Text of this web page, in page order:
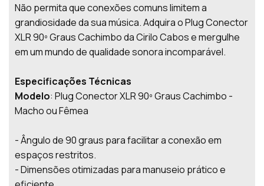
Não permita que conexões comuns limitem a
grandiosidade da sua música. Adquira o Plug Conector
XLR 90º Graus Cachimbo da Cirilo Cabos e mergulhe
em um mundo de qualidade sonora incomparável.
Especificações Técnicas
Modelo: Plug Conector XLR 90º Graus Cachimbo -
Macho ou Fêmea
- Ângulo de 90 graus para facilitar a conexão em
espaços restritos.
- Dimensões otimizadas para manuseio prático e